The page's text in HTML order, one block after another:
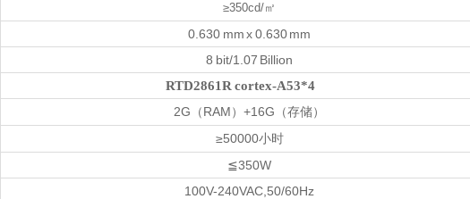
≥350cd/㎡
0.630 mm x0.630 mm
8 bit/1.07 Billion
RTD2861R cortex-A53*4
2G （ RAM ） +16G （存储）
≥50000小时
≦350W
100V-240VAC,50/60Hz